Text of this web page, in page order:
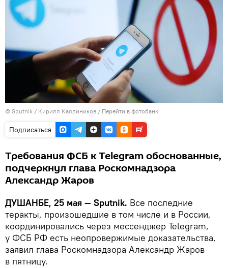
© Sputnik / Кирилл Каллиников / Перейти в фотобанк
Подписаться
Требования ФСБ к Telegram обоснованные,
подчеркнул глава Роскомнадзора
Александр Жаров
ДУШАНБЕ, 25 мая — Sputnik. Все последние
теракты, произошедшие в том числе и в России,
координировались через мессенджер Telegram,
у ФСБ РФ есть неопровержимые доказательства,
заявил глава Роскомнадзора Александр Жаров
в пятницу.